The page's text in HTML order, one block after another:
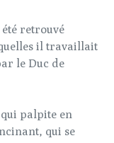
retrouvé
il travaillait
le Duc de
palpite en
qui se